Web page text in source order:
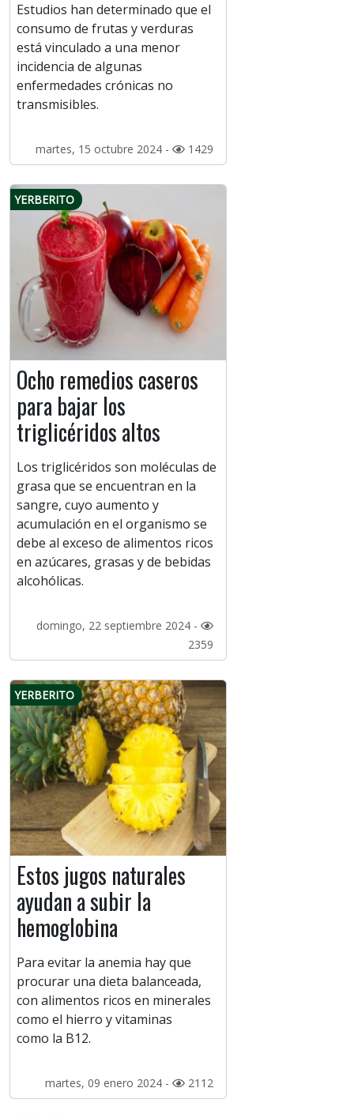
Estudios han determinado que el
consumo de frutas y verduras
está vinculado a una menor
incidencia de algunas
enfermedades crónicas no
transmisibles.
martes, 15 octubre 2024 - 1429
YERBERITO
Ocho remedios caseros
para bajar los
triglicéridos altos
Los triglicéridos son moléculas de
grasa que se encuentran en la
sangre, cuyo aumento y
acumulación en el organismo se
debe al exceso de alimentos ricos
en azúcares, grasas y de bebidas
alcohólicas.
domingo, 22 septiembre 2024 -
2359
YERBERITO
Estos jugos naturales
ayudan a subir la
hemoglobina
Para evitar la anemia hay que
procurar una dieta balanceada,
con alimentos ricos en minerales
como el hierro y vitaminas
como la B12.
martes, 09 enero 2024 - 2112